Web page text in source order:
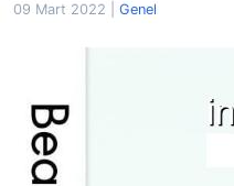
09 Mart 2022 Genel